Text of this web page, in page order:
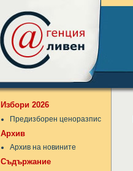
Избори 2026
Предизборен ценоразпис
Архив
Архив на новините
Съдържание